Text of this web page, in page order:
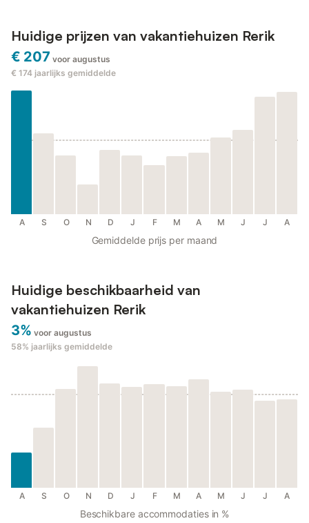
Huidige prijzen van vakantiehuizen Rerik
€ 207 voor augustus
€ 174 jaarlijks gemiddelde
A S O N D J F M A M J J A
Gemiddelde prijs per maand
Huidige beschikbaarheid van
vakantiehuizen Rerik
3% voor augustus
58% jaarlijks gemiddelde
A S O N D J F M A M J J A
Beschikbare accommodaties in %